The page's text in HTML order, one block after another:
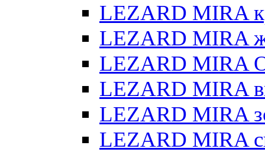
LEZARD MIRA
LEZARD MIRA
LEZARD MIRA
LEZARD MIRA
LEZARD MIRA
LEZARD MIRA